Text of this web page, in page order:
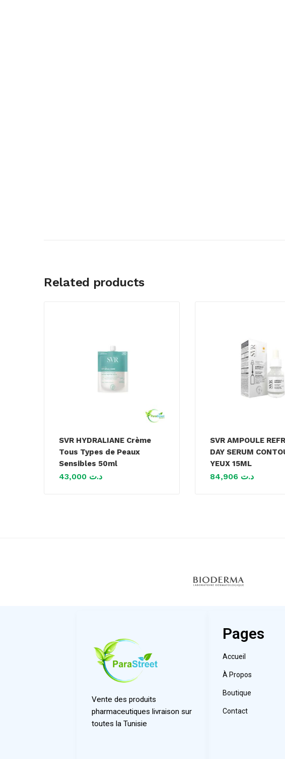
Related products
SVR HYDRALIANE Crème
Tous Types de Peaux
Sensibles 50ml
د.ت
SVR AMPOULE
DAY SERUM
YEUX 15ML
د.ت
Vente des produits
pharmaceutiques livraison sur
toutes la Tunisie
Pages
Accueil
À Propos
Boutique
Contact